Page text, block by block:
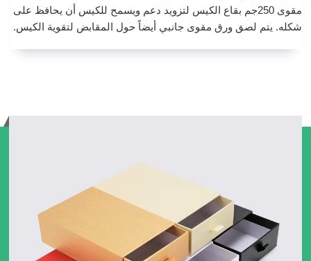
مقوى 250جم بقاع الكيس لتزويد دعم ويسمح للكيس أن يحافظ على
شكله. يتم لصق ورق مقوى جانبي أيضاً حول المقابض لتقوية الكيس.